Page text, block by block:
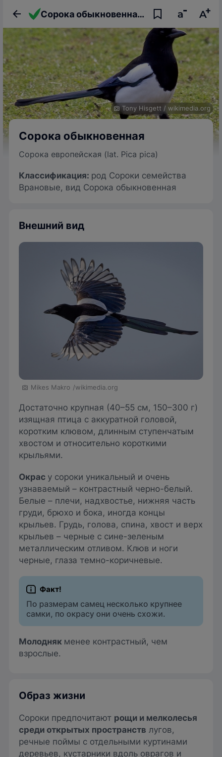
Сорока обыкновенная: описание птицы, фото, образ жизни и интересные факты
Tony Hisgett / wikimedia.org
Сорока обыкновенная
Сорока европейская (lat. Pica pica)
Классификация: род Сороки семейства
Врановые, вид Сорока обыкновенная
Внешний вид
Mikes Makro /wikimedia.org
Достаточно крупная (40–55 см, 150–300 г)
изящная птица с аккуратной головой,
коротким клювом, длинным ступенчатым
хвостом и относительно короткими
крыльями.
Окрас у сороки уникальный и очень
узнаваемый – контрастный черно-белый.
Белые – плечи, надхвостье, нижняя часть
груди, брюхо и бока, иногда концы
крыльев. Грудь, голова, спина, хвост и верх
крыльев – черные с сине-зеленым
металлическим отливом. Клюв и ноги
черные, глаза темно-коричневые.
По размерам самец несколько крупнее
самки, по окрасу они очень схожи.
Молодняк менее контрастный, чем
взрослые.
Образ жизни
Сороки предпочитают рощи и мелколесья
среди открытых пространств лугов,
речные поймы с отдельными куртинами
деревьев, кустарники вдоль оврагов и